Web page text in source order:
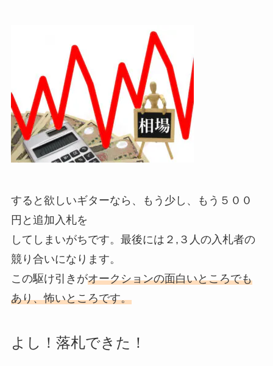
すると欲しいギターなら、もう少し、もう５００
円と追加入札を
してしまいがちです。最後には２,３人の入札者の
競り合いになります。
この駆け引きがオークションの面白いところでも
あり、怖いところです。
よし！落札できた！